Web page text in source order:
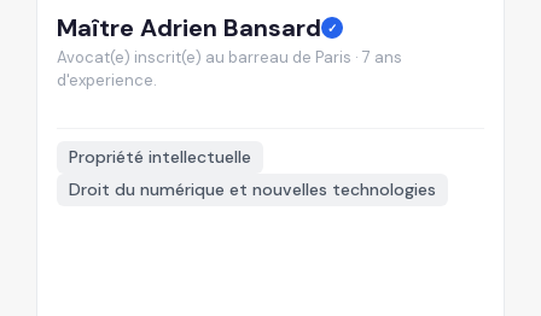
Maître Adrien Bansard ✓
Avocat(e) inscrit(e) au barreau de Paris · 7 ans
d'experience.
Propriété intellectuelle
Droit du numérique et nouvelles technologies